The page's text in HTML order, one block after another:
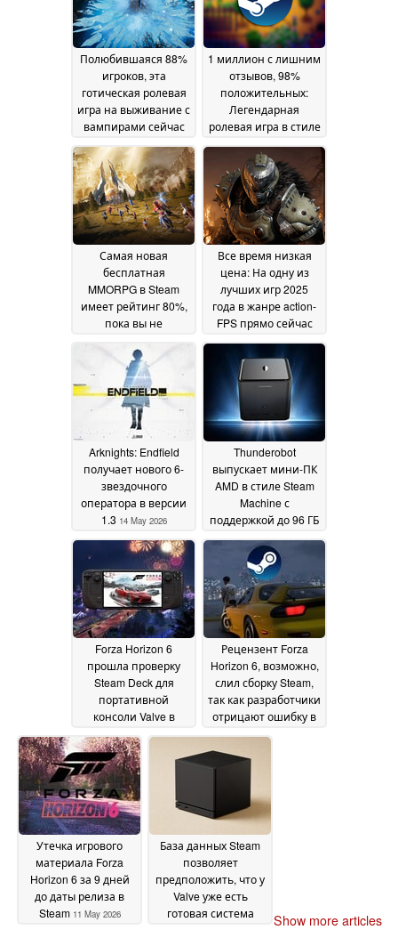
Полюбившаяся 88%
игроков, эта
готическая ролевая
игра на выживание с
вампирами сейчас
находится на
рекордно низком
уровне в Steam18 May
2026
1 миллион с лишним
отзывов, 98%
положительных:
Легендарная
ролевая игра в стиле
life-sim в Steam снова
упала до
исторического
минимума18 May 2026
Самая новая
бесплатная
MMORPG в Steam
имеет рейтинг 80%,
пока вы не
присмотритесь
повнимательнее
May 2026
Все время низкая
цена: На одну из
лучших игр 2025
года в жанре action-
FPS прямо сейчас
действует скидка
67% в Steam14 May
2026
Arknights: Endfield
получает нового 6-
звездочного
оператора в версии
1.3 14 May 2026
Thunderobot
выпускает мини-ПК
AMD в стиле Steam
Machine с
поддержкой до 96 ГБ
VRAM13 May 2026
Forza Horizon 6
прошла проверку
Steam Deck для
портативной
консоли Valve в
преддверии даты
релиза13 May 2026
Рецензент Forza
Horizon 6, возможно,
слил сборку Steam,
так как разработчики
отрицают ошибку в
предварительной
загрузке
Утечка игрового
материала Forza
Horizon 6 за 9 дней
до даты релиза в
Steam 11 May 2026
База данных Steam
позволяет
предположить, что у
Valve уже есть
готовая система
Show more articles